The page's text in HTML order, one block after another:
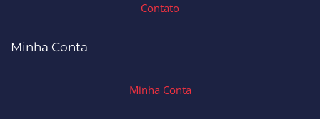
Contato
Minha Conta
Minha Conta